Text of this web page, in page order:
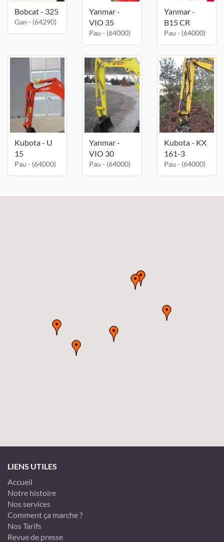
Bobcat - 325
Gan - (64290)
Yanmar -
VIO 35
Pau - (64000)
Yanmar -
B15 CR
Pau - (64000)
Kubota - U
15
Pau - (64000)
Yanmar -
VIO 30
Pau - (64000)
Kubota - KX
161-3
Pau - (64000)
LIENS UTILES
Accueil
Notre histoire
Nos services
Comment ça marche ?
Nos Tarifs
Revue de presse